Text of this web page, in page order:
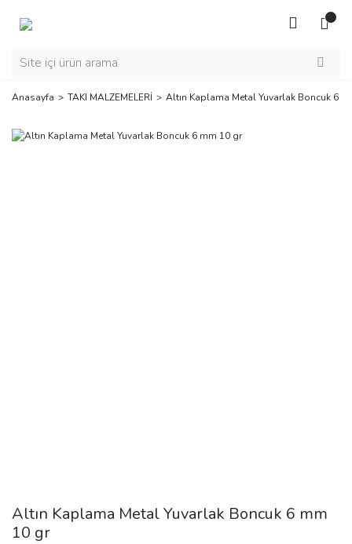
Anasayfa TAKI MALZEMELERİ Altın Kaplama Metal Yuvarlak Boncuk 6
Altın Kaplama Metal Yuvarlak Boncuk 6 mm
10 gr